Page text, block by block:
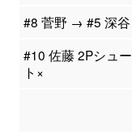
#8 菅野 → #5 深谷
#10 佐藤 2Pシュー
ト×